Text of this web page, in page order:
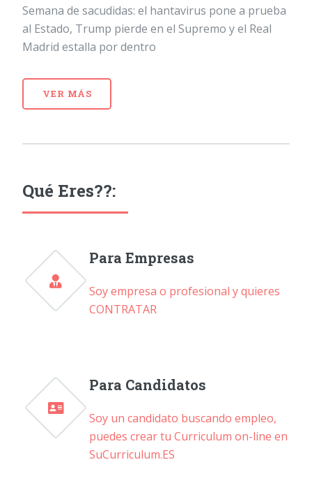
Semana de sacudidas: el hantavirus pone a prueba
al Estado, Trump pierde en el Supremo y el Real
Madrid estalla por dentro
VER MÁS
Qué Eres??:
Para Empresas
Soy empresa o profesional y quieres
CONTRATAR
Para Candidatos
Soy un candidato buscando empleo,
puedes crear tu Curriculum on-line en
SuCurriculum.ES